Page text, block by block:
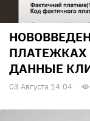
ПЛАТЕЖКАХ
ДАННЫЕ
03 Августа 14:04